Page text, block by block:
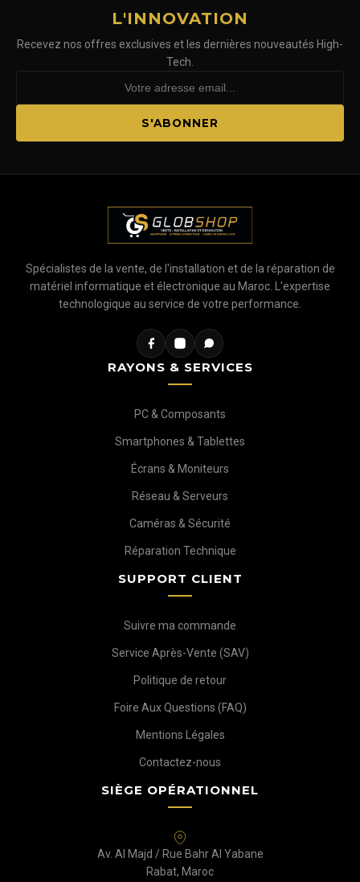
L'INNOVATION
Recevez nos offres exclusives et les dernières nouveautés High-
Tech.
S'ABONNER
Spécialistes de la vente, de l'installation et de la réparation de
matériel informatique et électronique au Maroc. L'expertise
technologique au service de votre performance.
RAYONS & SERVICES
PC & Composants
Smartphones & Tablettes
Écrans & Moniteurs
Réseau & Serveurs
Caméras & Sécurité
Réparation Technique
SUPPORT CLIENT
Suivre ma commande
Service Après-Vente (SAV)
Politique de retour
Foire Aux Questions (FAQ)
Mentions Légales
Contactez-nous
SIÈGE OPÉRATIONNEL
Av. Al Majd / Rue Bahr Al Yabane
Rabat, Maroc